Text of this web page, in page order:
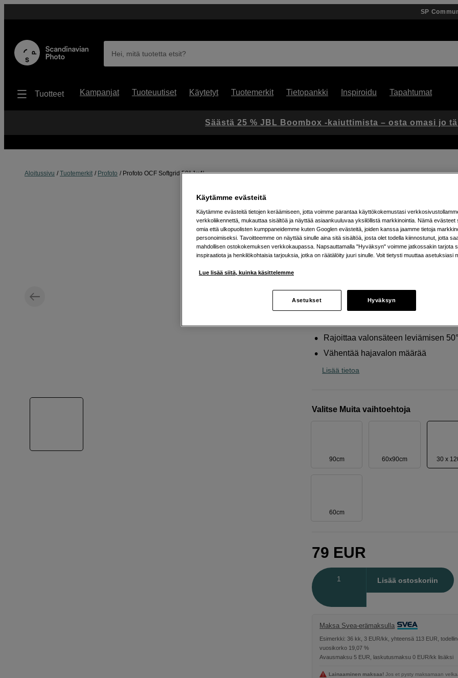
SP
Hei, mitä tuotetta etsit?
Tuotteet Kampanjat Tuoteuutiset Käytetyt Tuotemerkit Tietopankki Inspiroidu Tapahtumat
Aloitussivu Tuotemerkit Profoto Profoto OCF Softgrid 50° 1x4'
Profoto OCF Softgrid 50° 1x4'
OCF Softgrid 50° 1x4'
Rajoittaa valonsäteen leviämisen
Vähentää hajavalon määrää
Lisää tietoa
Valitse Muita vaihtoehtoja
90cm 60x90cm 30 x
60cm
79 EUR
Lisää ostoskoriin
Maksa Svea-erämaksulla
Esimerkki: 36 kk, 3 EUR/kk, yhteensä 113 EUR,
vuosikorko 19,07 %
Avausmaksu 5 EUR, laskutusmaksu 0 EUR/kk lisäksi
Lainaaminen maksaa! Jos et pysty maksamaan
Säästä 25 % JBL Boombox -kaiuttimista – osta omasi jo
Käytämme evästeitä
Käytämme evästeitä tietojen keräämiseen, jotta voimme parantaa käyttökokemustasi
verkkoliikennettä, mukauttaa sisältöä ja näyttää asiaankuuluvaa yksilöllistä markkinointia. Nämä evästeet
omia että ulkopuolisten kumppaneidemme kuten Googlen evästeitä, joiden kanssa jaamme tietoja
personoimiseksi. Tavoitteemme on näyttää sinulle aina sitä sisältöä, josta olet todella kiinnostunut, jotta
mahdollisen ostokokemuksen verkkokaupassa. Napsauttamalla "Hyväksyn" voimme jatkossakin tarjota
inspiraatiota ja henkilökohtaisia tarjouksia, jotka on räätälöity juuri sinulle. Voit tietysti muuttaa asetuksiasi
Lue lisää siitä, kuinka käsittelemme
Asetukset Hyväksyn